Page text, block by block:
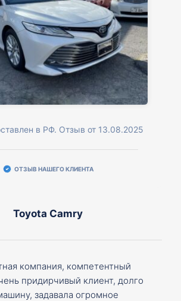
в РФ. Отзыв от 13.08.2025
ОТЗЫВ НАШЕГО КЛИЕНТА
Toyota Camry
компания, компетентный
придирчивый клиент, долго
задавала огромное